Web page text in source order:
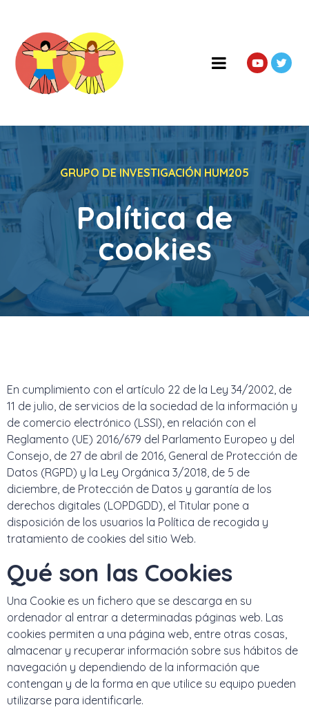
GRUPO DE INVESTIGACIÓN HUM205
Política de
cookies
En cumplimiento con el artículo 22 de la Ley 34/2002, de
11 de julio, de servicios de la sociedad de la información y
de comercio electrónico (LSSI), en relación con el
Reglamento (UE) 2016/679 del Parlamento Europeo y del
Consejo, de 27 de abril de 2016, General de Protección de
Datos (RGPD) y la Ley Orgánica 3/2018, de 5 de
diciembre, de Protección de Datos y garantía de los
derechos digitales (LOPDGDD), el Titular pone a
disposición de los usuarios la Política de recogida y
tratamiento de cookies del sitio Web.
Qué son las Cookies
Una Cookie es un fichero que se descarga en su
ordenador al entrar a determinadas páginas web. Las
cookies permiten a una página web, entre otras cosas,
almacenar y recuperar información sobre sus hábitos de
navegación y dependiendo de la información que
contengan y de la forma en que utilice su equipo pueden
utilizarse para identificarle.